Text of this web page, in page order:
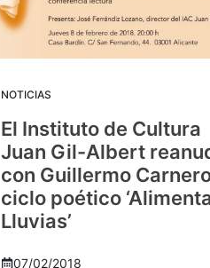
NOTICIAS
El Instituto de Cultura
Juan Gil-Albert
con Guillermo
ciclo poético
Lluvias’
07/02/2018